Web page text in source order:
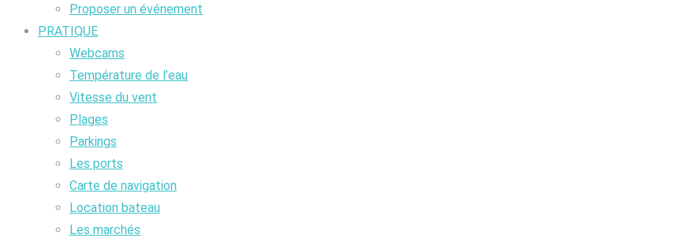
Proposer un événement
PRATIQUE
Webcams
Température de l’eau
Vitesse du vent
Plages
Parkings
Les ports
Carte de navigation
Location bateau
Les marchés